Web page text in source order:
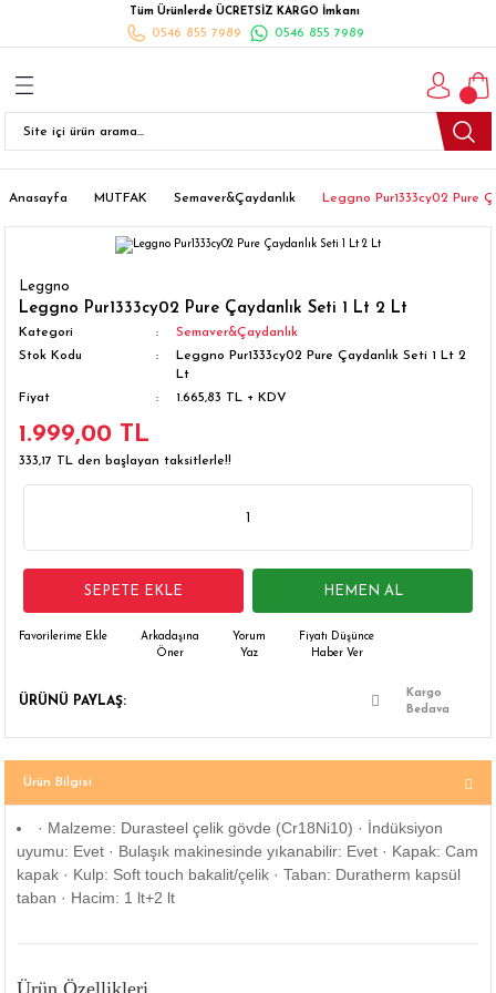
Tüm Ürünlerde ÜCRETSİZ KARGO İmkanı
0546 855 7989 0546 855 7989
Geri Dön
Ankastre Setler
Bulaşık Makinesi
Buzdolabı
Çamaşır Kurutma Makinesi
Şarap Dolapları
Geri Dön
Takımları
Takımları
Geri Dön
Takımları
Geri Dön
Geri Dön
Geri Dön
Geri Dön
Anasayfa MUTFAK Semaver&Çaydanlık Leggno Pur1333cy02 Pure
Leggno
Leggno Pur1333cy02 Pure Çaydanlık Seti 1 Lt 2 Lt
Kategori
Semaver&Çaydanlık
Stok Kodu
Leggno Pur1333cy02 Pure Çaydanlık Seti 1 Lt 2
Lt
Fiyat
1.665,83 TL + KDV
1.999,00 TL
333,17 TL den başlayan taksitlerle!!
SEPETE EKLE HEMEN AL
Arkadaşına
Öner
Yorum
Yaz
Fiyatı Düşünce
Haber Ver
ÜRÜNÜ PAYLAŞ:
Kargo
Bedava
Ürün Bilgisi
· Malzeme: Durasteel çelik gövde (Cr18Ni10) · İndüksiyon
uyumu: Evet · Bulaşık makinesinde yıkanabilir: Evet · Kapak: Cam
kapak · Kulp: Soft touch bakalit/çelik · Taban: Duratherm kapsül
taban · Hacim: 1 lt+2 lt
Ürün Özellikleri